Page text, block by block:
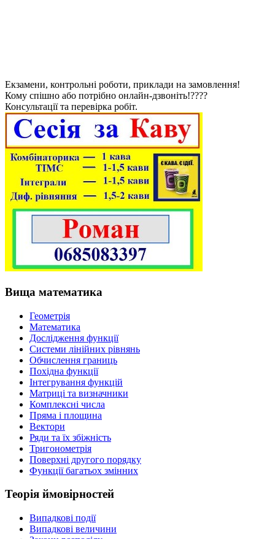
Екзамени, контрольні роботи, приклади на замовлення!
Кому спішно або потрібно онлайн-дзвоніть!????
Консультації та перевірка робіт.
Вища математика
Геометрія
Математика
Дослідження функції
Системи лінійних рівнянь
Обчислення границь
Похідна функції
Інтегрування функцій
Матриці та визначники
Комплексні числа
Пряма і площина
Вектори
Ряди та їх збіжність
Тригонометрія
Поверхні другого порядку
Функції багатьох змінних
Теорія ймовірностей
Випадкові події
Випадкові величини